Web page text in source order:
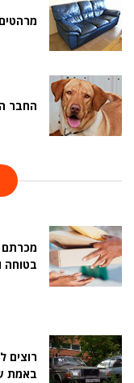
החבר
מכרתם
בטוחה
רוצים
באמת